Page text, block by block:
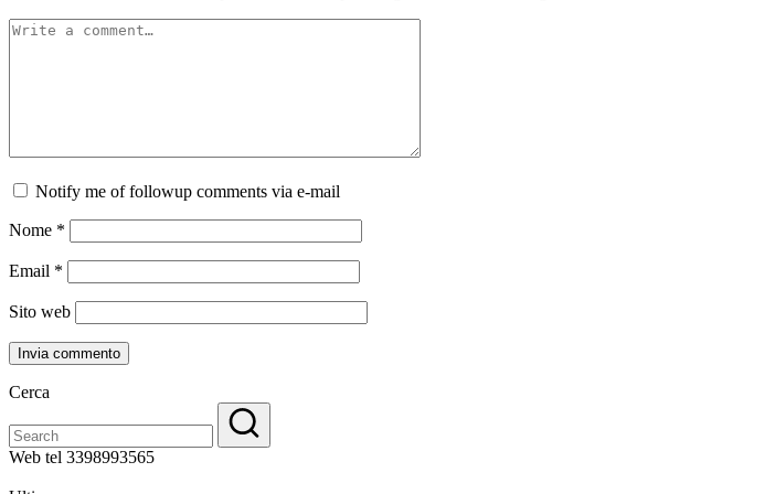
Notify me of followup comments via e-mail
Nome *
Email *
Sito web
Cerca
Web tel 3398993565